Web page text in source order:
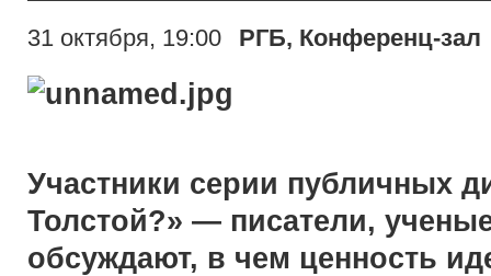
31 октября, 19:00 РГБ, Конференц-зал
Участники серии публичных
Толстой?» — писатели,
обсуждают, в чем ценность